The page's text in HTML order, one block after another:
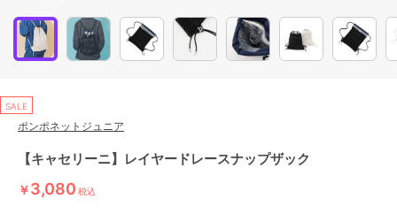
SALE
ポンポネットジュニア
【キャセリーニ】レイヤードレースナップザック
￥3,080 税込